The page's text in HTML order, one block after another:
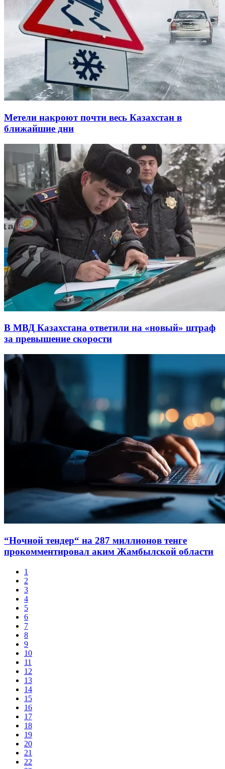
Метели накроют почти весь Казахстан в
ближайшие дни
В МВД Казахстана ответили на «новый» штраф
за превышение скорости
“Ночной тендер“ на 287 миллионов тенге
прокомментировал аким Жамбылской области
1
2
3
4
5
6
7
8
9
10
11
12
13
14
15
16
17
18
19
20
21
22